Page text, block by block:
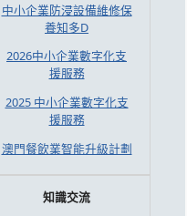
中小企業防浸設備維修保
養知多D
2026中小企業數字化支
援服務
2025 中小企業數字化支
援服務
澳門餐飲業智能升級計劃
知識交流